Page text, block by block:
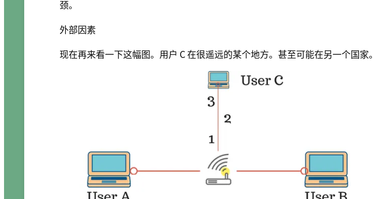
颈。
外部因素
现在再来看一下这幅图。用户 C 在很遥远的某个地方。甚至可能在另一个国家。